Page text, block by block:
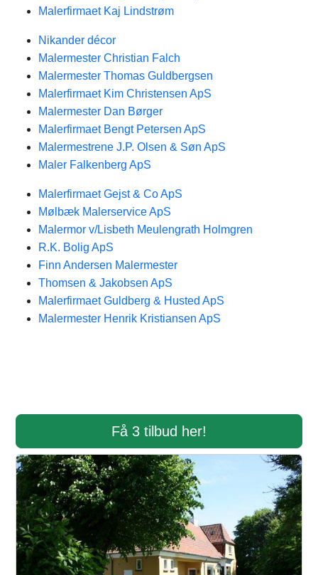
Malerfirmaet Kaj Lindstrøm
Nikander décor
Malermester Christian Falch
Malermester Thomas Guldbergsen
Malerfirmaet Kim Christensen ApS
Malermester Dan Børger
Malerfirmaet Bengt Petersen ApS
Malermestrene J.P. Olsen & Søn ApS
Maler Falkenberg ApS
Malerfirmaet Gejst & Co ApS
Mølbæk Malerservice ApS
Malermor v/Lisbeth Meulengrath Holmgren
R.K. Bolig ApS
Finn Andersen Malermester
Thomsen & Jakobsen ApS
Malerfirmaet Guldberg & Husted ApS
Malermester Henrik Kristiansen ApS
Få 3 tilbud her!